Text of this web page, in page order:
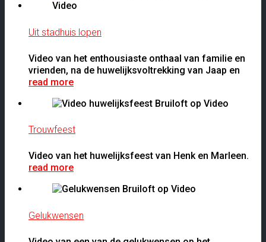
Uit stadhuis lopen
Video van het enthousiaste onthaal van familie en
vrienden, na de huwelijksvoltrekking van Jaap en
read more
Trouwfeest
Video van het huwelijksfeest van Henk en Marleen.
read more
Gelukwensen